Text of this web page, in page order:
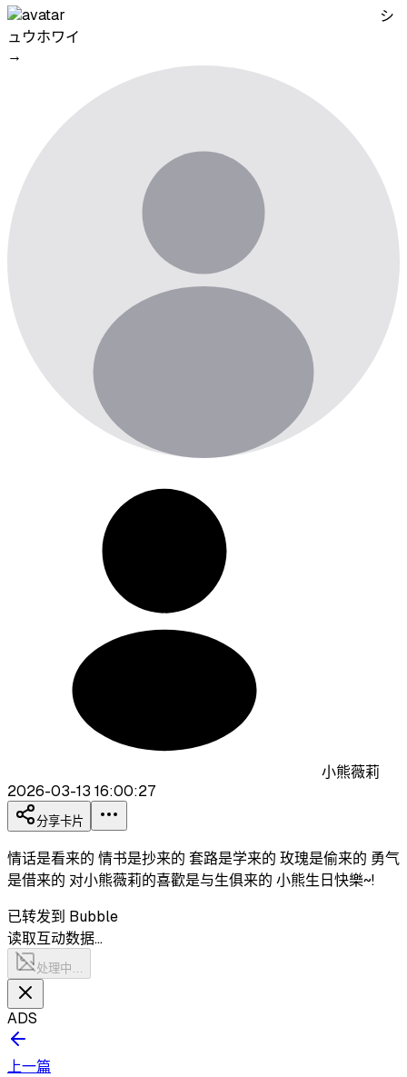
シ
ュウホワイ
→
小熊薇莉
2026-03-13 16:00:27
分享卡片
情话是看来的 情书是抄来的 套路是学来的 玫瑰是偷来的 勇气
是借来的 对小熊薇莉的喜歡是与生俱来的 小熊生日快樂~!
已转发到 Bubble
读取互动数据…
处理中…
ADS
上一篇